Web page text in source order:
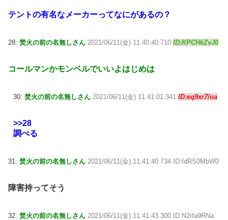
テントの有名なメーカーってなにがあるの？
28: 焚火の前の名無しさん 2021/06/11(金) 11:40:40.710 ID:KPCHkZvJ0
コールマンかモンベルでいいよはじめは
30: 焚火の前の名無しさん 2021/06/11(金) 11:41:01.341 ID:eq9xr7/oa
>>28
調べる
31: 焚火の前の名無しさん 2021/06/11(金) 11:41:40.734 ID:fdRS0MbW0
障害持ってそう
32: 焚火の前の名無しさん 2021/06/11(金) 11:41:43.300 ID:N2rfa9RNa